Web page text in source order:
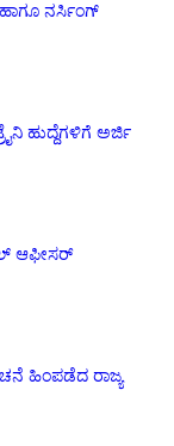
ಹಾಗೂ ನರ್ಸಿಂಗ್
ಹುದ್ದೆಗಳಿಗೆ ಅರ್ಜಿ
ಆಫೀಸರ್
ಹಿಂಪಡೆದ ರಾಜ್ಯ